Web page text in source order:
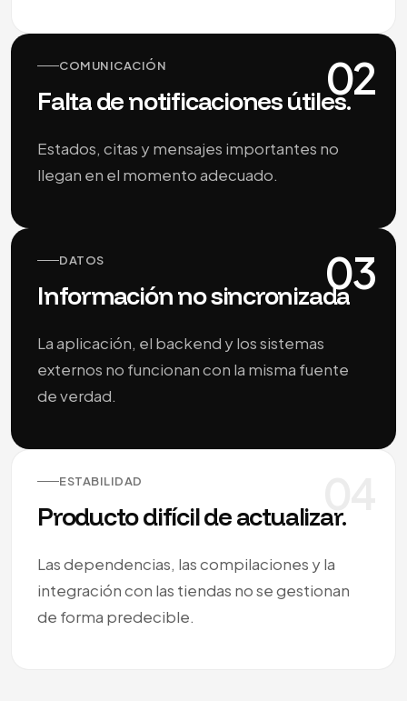
02
COMUNICACIÓN
Falta de notificaciones útiles.
Estados, citas y mensajes importantes no
llegan en el momento adecuado.
03
DATOS
Información no sincronizada
La aplicación, el backend y los sistemas
externos no funcionan con la misma fuente
de verdad.
ESTABILIDAD
Producto difícil de actualizar.
Las dependencias, las compilaciones y la
integración con las tiendas no se gestionan
de forma predecible.